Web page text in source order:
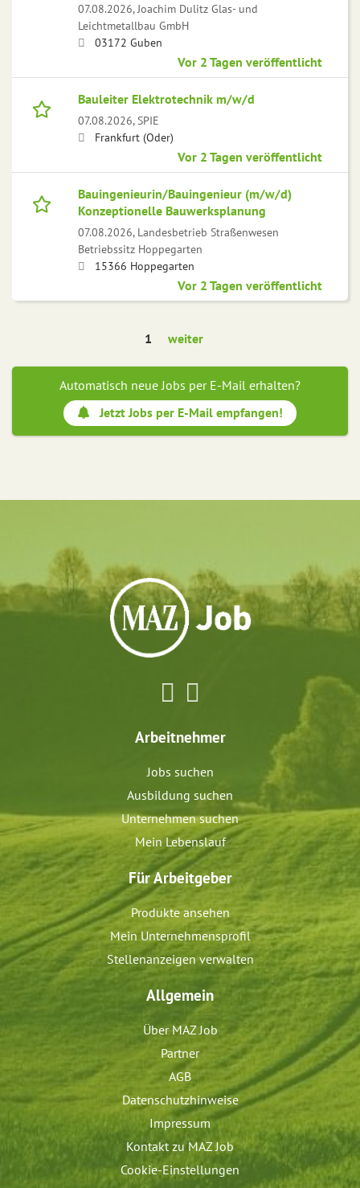
07.08.2026,Joachim Dulitz Glas- und
Leichtmetallbau GmbH
03172 Guben
Vor 2 Tagen veröffentlicht
Bauleiter Elektrotechnik m/w/d
07.08.2026,SPIE
Frankfurt (Oder)
Vor 2 Tagen veröffentlicht
Bauingenieurin/Bauingenieur (m/w/d)
Konzeptionelle Bauwerksplanung
07.08.2026, Landesbetrieb Straßenwesen
Betriebssitz Hoppegarten
15366 Hoppegarten
Vor 2 Tagen veröffentlicht
1 weiter
Automatisch neue Jobs per E-Mail erhalten?
Jetzt Jobs per E-Mail empfangen!
Arbeitnehmer
Jobs suchen
Ausbildung suchen
Unternehmen suchen
Mein Lebenslauf
Für Arbeitgeber
Produkte ansehen
Mein Unternehmensprofil
Stellenanzeigen verwalten
Allgemein
Über MAZ Job
Partner
AGB
Datenschutzhinweise
Impressum
Kontakt zu MAZ Job
Cookie-Einstellungen